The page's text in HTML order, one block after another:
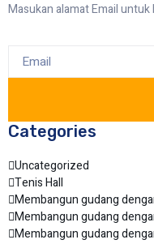
Masukan alamat Email
Categories
Uncategorized
Tenis Hall
Membangun gudang
Membangun gudang
Membangun gudang